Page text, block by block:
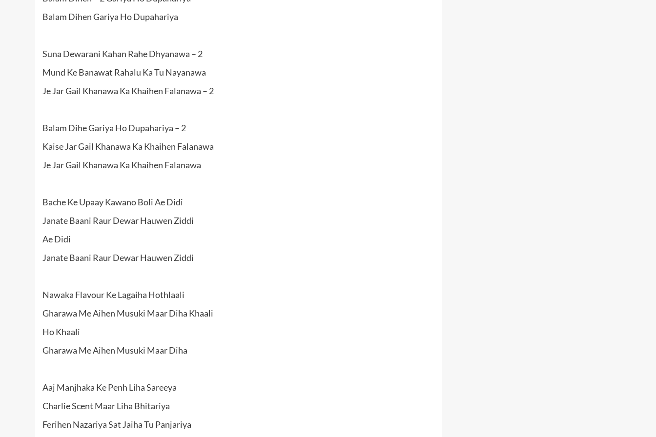
Balam Dihen Gariya Ho Dupahariya
Suna Dewarani Kahan Rahe Dhyanawa – 2
Mund Ke Banawat Rahalu Ka Tu Nayanawa
Je Jar Gail Khanawa Ka Khaihen Falanawa – 2
Balam Dihe Gariya Ho Dupahariya – 2
Kaise Jar Gail Khanawa Ka Khaihen Falanawa
Je Jar Gail Khanawa Ka Khaihen Falanawa
Bache Ke Upaay Kawano Boli Ae Didi
Janate Baani Raur Dewar Hauwen Ziddi
Ae Didi
Janate Baani Raur Dewar Hauwen Ziddi
Nawaka Flavour Ke Lagaiha Hothlaali
Gharawa Me Aihen Musuki Maar Diha Khaali
Ho Khaali
Gharawa Me Aihen Musuki Maar Diha
Aaj Manjhaka Ke Penh Liha Sareeya
Charlie Scent Maar Liha Bhitariya
Ferihen Nazariya Sat Jaiha Tu Panjariya